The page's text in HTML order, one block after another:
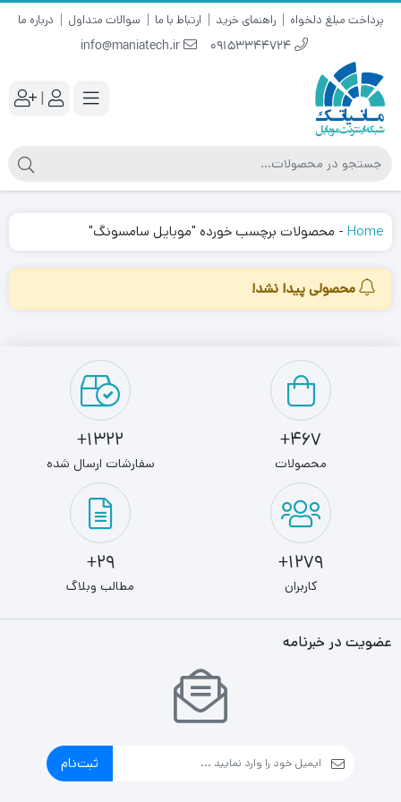
پرداخت مبلغ دلخواه راهنمای خرید ارتباط با ما سوالات متداول درباره ما
09153344724
info@maniatech.ir
|
Home
- محصولات برچسب خورده "موبایل سامسونگ"
محصولی پیدا نشد!
467+
محصولات
1322+
سفارشات ارسال شده
1279+
کاربران
29+
مطالب وبلاگ
عضویت در خبرنامه
ثبت‌نام